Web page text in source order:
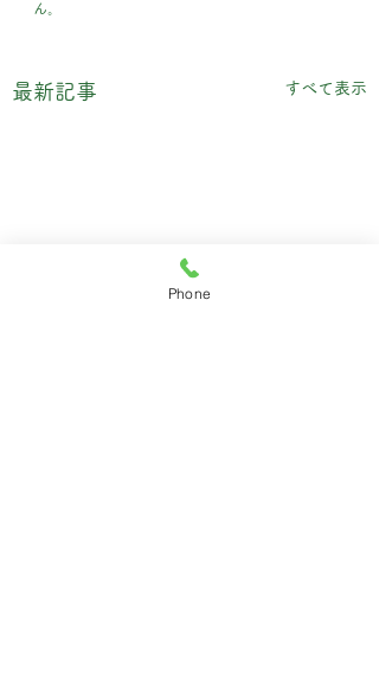
ん。
最新記事 すべて表示
Phone